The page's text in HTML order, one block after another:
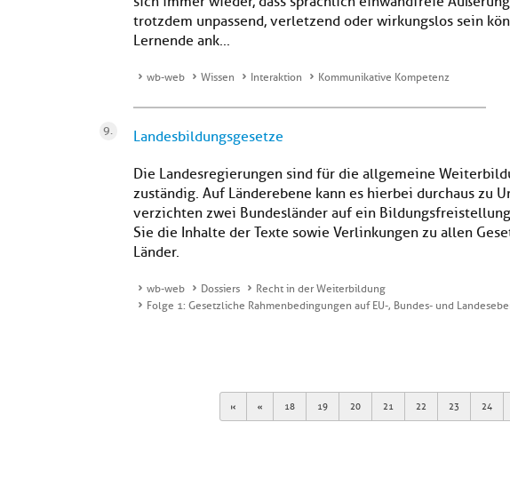
trotzdem unpassend, verletzend oder wirkungslos sein
Lernende ank...
wb-web Wissen Interaktion Kommunikative Kompetenz
Landesbildungsgesetze
Die Landesregierungen sind für die allgemeine
zuständig. Auf Länderebene kann es hierbei durchaus zu
verzichten zwei Bundesländer auf ein
Sie die Inhalte der Texte sowie Verlinkungen zu allen
Länder.
wb-web Dossiers
Recht in der Weiterbildung
Folge 1: Gesetzliche Rahmenbedingungen auf EU-, Bundes- und
First Previous
18 19 20 21 22 23 24